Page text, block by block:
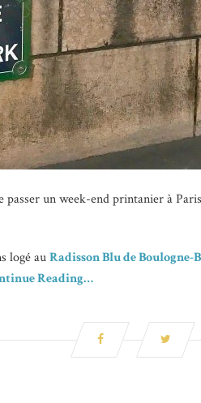
passer un week-end printanier à
logé auRadisson Blu de
Reading…